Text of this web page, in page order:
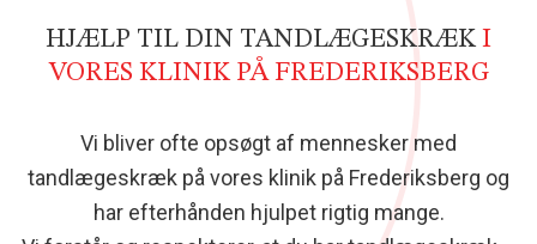
HJÆLP TIL DIN TANDLÆGESKRÆKI
VORES KLINIK PÅ FREDERIKSBERG
Vi bliver ofte opsøgt af mennesker med
tandlægeskræk på vores klinik på Frederiksberg og
har efterhånden hjulpet rigtig mange.